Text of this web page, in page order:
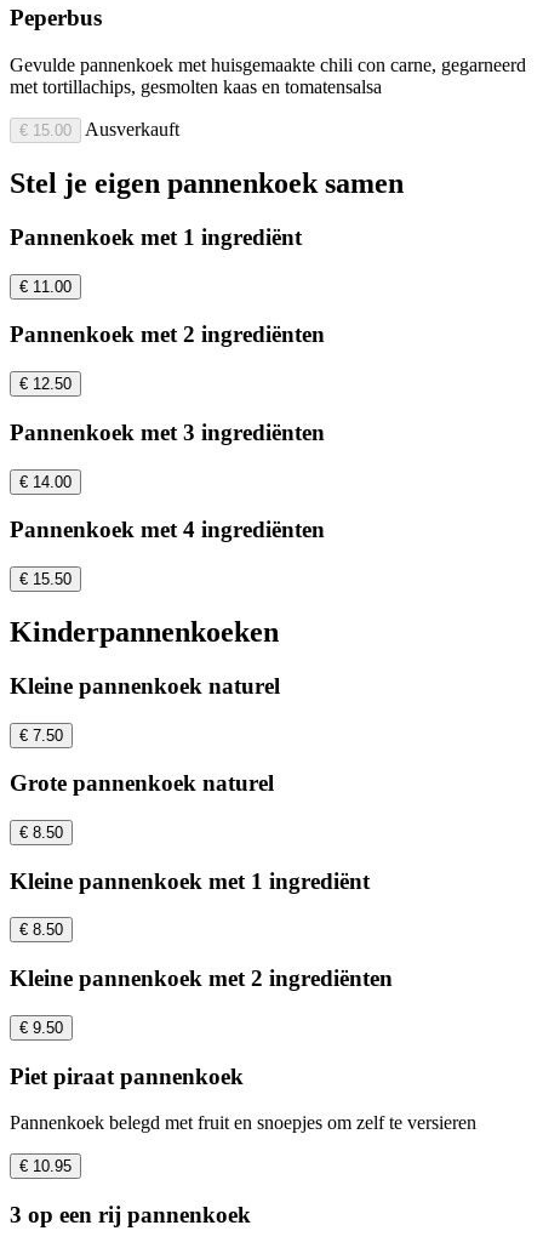
Peperbus
Gevulde pannenkoek met huisgemaakte chili con carne, gegarneerd
met tortillachips, gesmolten kaas en tomatensalsa
€ 15.00 Ausverkauft
Stel je eigen pannenkoek samen
Pannenkoek met 1 ingrediënt
€ 11.00
Pannenkoek met 2 ingrediënten
€ 12.50
Pannenkoek met 3 ingrediënten
€ 14.00
Pannenkoek met 4 ingrediënten
€ 15.50
Kinderpannenkoeken
Kleine pannenkoek naturel
€ 7.50
Grote pannenkoek naturel
€ 8.50
Kleine pannenkoek met 1 ingrediënt
€ 8.50
Kleine pannenkoek met 2 ingrediënten
€ 9.50
Piet piraat pannenkoek
Pannenkoek belegd met fruit en snoepjes om zelf te versieren
€ 10.95
3 op een rij pannenkoek